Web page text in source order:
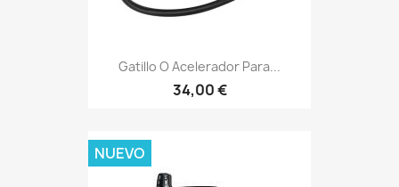
Gatillo O Acelerador Para...
34,00 €
NUEVO